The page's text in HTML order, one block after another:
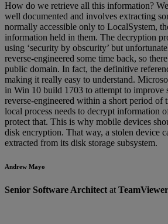
How do we retrieve all this information?
well documented and involves extracting
normally accessible only to LocalSystem,
information held in them. The decryption
using ‘security by obscurity’ but
reverse-engineered some time back, so
public domain. In fact, the definitive
making it really easy to understand.
in Win 10 build 1703 to attempt to improve
reverse-engineered within a short period of
local process needs to decrypt information
protect that. This is why mobile devices
disk encryption. That way, a stolen device
extracted from its disk storage subsystem.
Andrew Mayo
Senior Software Architect at TeamViewer